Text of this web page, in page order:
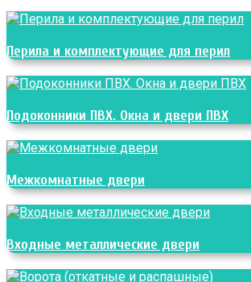
Перила и комплектующие для перил
Подоконники ПВХ. Окна и двери ПВХ
Межкомнатные двери
Входные металлические двери